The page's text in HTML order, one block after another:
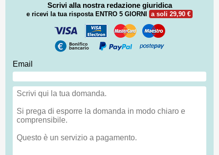
Scrivi alla nostra redazione giuridica
e ricevi la tua risposta ENTRO 5 GIORNI a soli 29,90 €
Email